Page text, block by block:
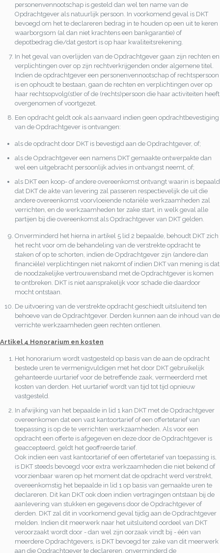
personenvennootschap is gesteld dan wel ten name van de
Opdrachtgever als natuurlijk persoon. In voorkomend geval is DKT
bevoegd om het te declareren bedrag in te houden op een uit te keren
waarborgsom (al dan niet krachtens een bankgarantie) of
depotbedrag die/dat gestort is op haar kwaliteitsrekening.
In het geval van overlijden van de Opdrachtgever gaan zijn rechten en
verplichtingen over op zijn rechtverkrijgenden onder algemene titel.
Indien de opdrachtgever een personenvennootschap of rechtspersoon
is en ophoudt te bestaan, gaan de rechten en verplichtingen over op
haar rechtsopvolg(st)er of de (rechts)persoon die haar activiteiten heeft
overgenomen of voortgezet.
Een opdracht geldt ook als aanvaard indien geen opdrachtbevestiging
van de Opdrachtgever is ontvangen:
als de opdracht door DKT is bevestigd aan de Opdrachtgever, of;
als de Opdrachtgever een namens DKT gemaakte ontwerpakte dan
wel een uitgebracht persoonlijk advies in ontvangst neemt, of;
als DKT een koop- of andere overeenkomst ontvangt waarin is bepaald
dat DKT de akte van levering zal passeren respectievelijk de uit die
andere overeenkomst voorvloeiende notariële werkzaamheden zal
verrichten, en de werkzaamheden ter zake start, in welk geval alle
partijen bij die overeenkomst als Opdrachtgever van DKT gelden.
Onverminderd het hierna in artikel 5 lid 2 bepaalde, behoudt DKT zich
het recht voor om de behandeling van de verstrekte opdracht te
staken of op te schorten, indien de Opdrachtgever zijn (andere dan
financiële) verplichtingen niet nakomt of indien DKT van mening is dat
de noodzakelijke vertrouwensband met de Opdrachtgever is komen
te ontbreken. DKT is niet aansprakelijk voor schade die daardoor
mocht ontstaan.
De uitvoering van de verstrekte opdracht geschiedt uitsluitend ten
behoeve van de Opdrachtgever. Derden kunnen aan de inhoud van de
verrichte werkzaamheden geen rechten ontlenen.
Artikel 4 Honorarium en kosten
Het honorarium wordt vastgesteld op basis van de aan de opdracht
bestede uren te vermenigvuldigen met het door DKT gebruikelijk
gehanteerde uurtarief voor de betreffende zaak, vermeerderd met
kosten van derden. Het uurtarief wordt van tijd tot tijd opnieuw
vastgesteld.
In afwijking van het bepaalde in lid 1 kan DKT met de Opdrachtgever
overeenkomen dat een vast kantoortarief of een offertetarief van
toepassing is op de te verrichten werkzaamheden. Als voor een
opdracht een offerte is afgegeven en deze door de Opdrachtgever is
geaccepteerd, geldt het geoffreerde tarief.
Ook indien een vast kantoortarief of een offertetarief van toepassing is,
is DKT steeds bevoegd voor extra werkzaamheden die niet bekend of
voorzienbaar waren op het moment dat de opdracht werd verstrekt,
overeenkomstig het bepaalde in lid 1 op basis van gemaakte uren te
declareren. Dit kan DKT ook doen indien vertragingen ontstaan bij de
aanlevering van stukken en gegevens door de Opdrachtgever of
derden. DKT zal dit in voorkomend geval tijdig aan de Opdrachtgever
melden. Indien dit meerwerk naar het uitsluitend oordeel van DKT
veroorzaakt wordt door - dan wel zijn oorzaak vindt bij - één van
meerdere Opdrachtgevers, is DKT bevoegd ter zake van dit meerwerk
aan die Opdrachtgever te declareren, onverminderd de